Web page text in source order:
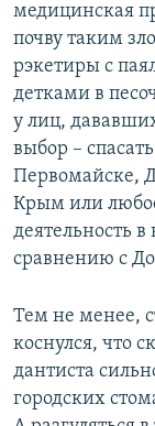
медицинская
почву таким
рэкетиры с
детками в
у лиц,
выбор –
Первомайске,
Крым или
деятельность
сравнению с
Тем не менее,
коснулся, что
дантиста
городских